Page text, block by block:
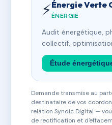
⚡Énergie Verte
ÉNERGIE
Audit énergétique,
collectif,
Étude
Demande transmise au
destinataire de vos
relation Syndic Digital —
de rectification et